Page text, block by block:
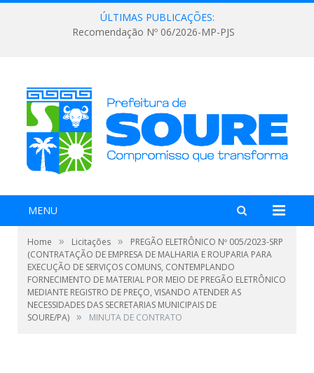
ÚLTIMAS PUBLICAÇÕES:
Recomendação Nº 06/2026-MP-PJS
MENU
Home » Licitações »
PREGÃO ELETRÔNICO Nº 005/2023-SRP
(CONTRATAÇÃO DE EMPRESA DE MALHARIA E ROUPARIA PARA
EXECUÇÃO DE SERVIÇOS COMUNS, CONTEMPLANDO
FORNECIMENTO DE MATERIAL POR MEIO DE PREGÃO ELETRÔNICO
MEDIANTE REGISTRO DE PREÇO, VISANDO ATENDER AS
NECESSIDADES DAS SECRETARIAS MUNICIPAIS DE
SOURE/PA) » MINUTA DE CONTRATO